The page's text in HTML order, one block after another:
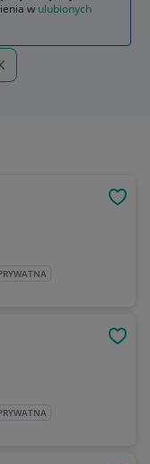
w ulubionych